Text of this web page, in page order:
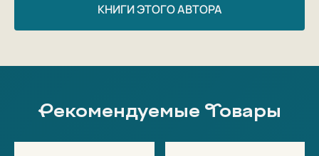
КНИГИ ЭТОГО АВТОРА
Рекомендуемые Товары